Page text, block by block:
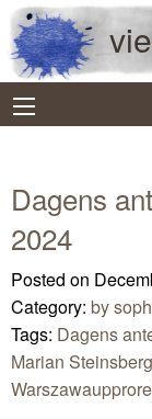
Dagens
2024
Posted on
Category: by
Tags: Dagens
Marian Steinsberg